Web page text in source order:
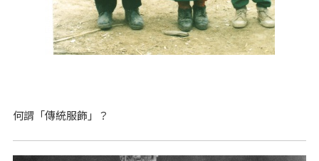
何謂「傳統服飾」？